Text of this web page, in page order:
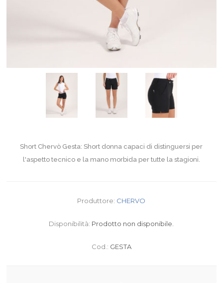
Short Chervò Gesta: Short donna capaci di distinguersi per
l'aspetto tecnico e la mano morbida per tutte la stagioni.
Produttore: CHERVO
Disponibilità: Prodotto non disponibile.
Cod.: GESTA